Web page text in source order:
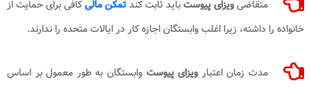
متقاضیویزای پیوستباید ثابت کندتمکن مالیکافی برای حمایت از
خانواده را داشته، زیرا اغلب وابستگان اجازه کار در ایالات متحده را ندارند.
مدت زمان اعتبار ویزای پیوست وابستگان به طور معمول بر اساس